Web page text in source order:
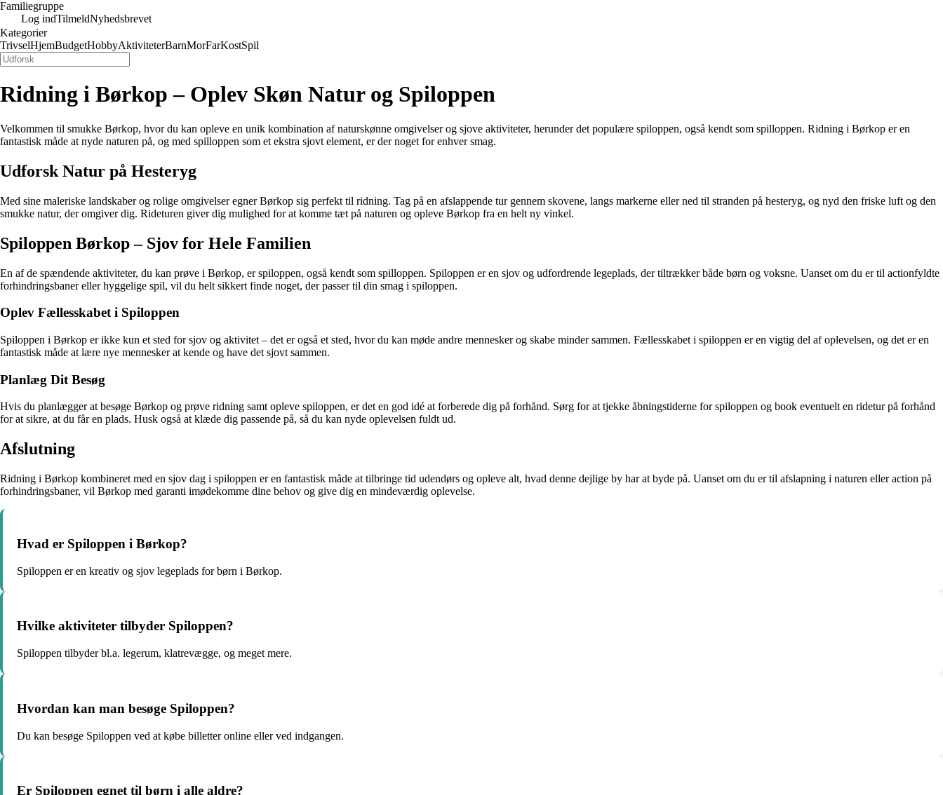
Familiegruppe
Log indTilmeldNyhedsbrevet
Kategorier
TrivselHjemBudgetHobbyAktiviteterBarnMorFarKostSpil
Ridning i Børkop – Oplev Skøn Natur og Spiloppen
Velkommen til smukke Børkop, hvor du kan opleve en unik kombination af naturskønne omgivelser og sjove aktiviteter, herunder det populære spiloppen, også kendt som spilloppen. Ridning i Børkop er en
fantastisk måde at nyde naturen på, og med spilloppen som et ekstra sjovt element, er der noget for enhver smag.
Udforsk Natur på Hesteryg
Med sine maleriske landskaber og rolige omgivelser egner Børkop sig perfekt til ridning. Tag på en afslappende tur gennem skovene, langs markerne eller ned til stranden på hesteryg, og nyd den friske luft og den
smukke natur, der omgiver dig. Rideturen giver dig mulighed for at komme tæt på naturen og opleve Børkop fra en helt ny vinkel.
Spiloppen Børkop – Sjov for Hele Familien
En af de spændende aktiviteter, du kan prøve i Børkop, er spiloppen, også kendt som spilloppen. Spiloppen er en sjov og udfordrende legeplads, der tiltrækker både børn og voksne. Uanset om du er til actionfyldte
forhindringsbaner eller hyggelige spil, vil du helt sikkert finde noget, der passer til din smag i spiloppen.
Oplev Fællesskabet i Spiloppen
Spiloppen i Børkop er ikke kun et sted for sjov og aktivitet – det er også et sted, hvor du kan møde andre mennesker og skabe minder sammen. Fællesskabet i spiloppen er en vigtig del af oplevelsen, og det er en
fantastisk måde at lære nye mennesker at kende og have det sjovt sammen.
Planlæg Dit Besøg
Hvis du planlægger at besøge Børkop og prøve ridning samt opleve spiloppen, er det en god idé at forberede dig på forhånd. Sørg for at tjekke åbningstiderne for spiloppen og book eventuelt en ridetur på forhånd
for at sikre, at du får en plads. Husk også at klæde dig passende på, så du kan nyde oplevelsen fuldt ud.
Afslutning
Ridning i Børkop kombineret med en sjov dag i spiloppen er en fantastisk måde at tilbringe tid udendørs og opleve alt, hvad denne dejlige by har at byde på. Uanset om du er til afslapning i naturen eller action på
forhindringsbaner, vil Børkop med garanti imødekomme dine behov og give dig en mindeværdig oplevelse.
Hvad er Spiloppen i Børkop?
Spiloppen er en kreativ og sjov legeplads for børn i Børkop.
Hvilke aktiviteter tilbyder Spiloppen?
Spiloppen tilbyder bl.a. legerum, klatrevægge, og meget mere.
Hvordan kan man besøge Spiloppen?
Du kan besøge Spiloppen ved at købe billetter online eller ved indgangen.
Er Spiloppen egnet til børn i alle aldre?